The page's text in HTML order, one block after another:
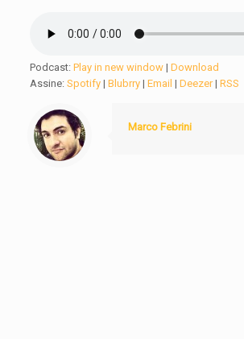
Podcast:Play in new window |Download
Assine:Spotify |Blubrry |Email |Deezer|RSS
Marco Febrini